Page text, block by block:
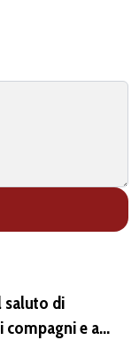
saluto di
compagni e a